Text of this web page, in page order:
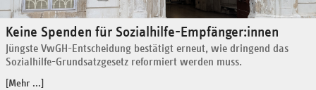
Keine Spenden für Sozialhilfe-Empfänger:innen
Jüngste VwGH-Entscheidung bestätigt erneut, wie dringend das
Sozialhilfe-Grundsatzgesetz reformiert werden muss.
[Mehr ...]